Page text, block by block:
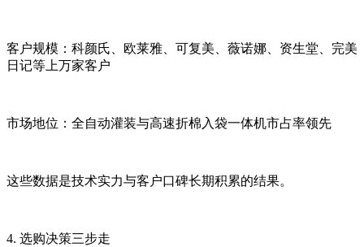
客户规模：科颜氏、欧莱雅、可复美、薇诺娜、资生堂、完美
日记等上万家客户
市场地位：全自动灌装与高速折棉入袋一体机市占率领先
这些数据是技术实力与客户口碑长期积累的结果。
4. 选购决策三步走